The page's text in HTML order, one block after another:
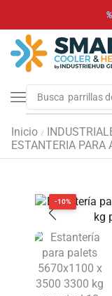
Busca parrillas
Inicio /
ESTANTERIA
-10%